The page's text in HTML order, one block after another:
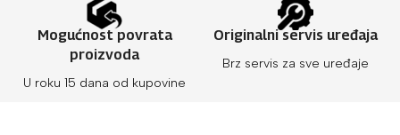
Mogućnost povrata
proizvoda
U roku 15 dana od kupovine
Originalni servis uređaja
Brz servis za sve uređaje